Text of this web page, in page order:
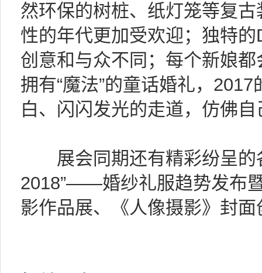
然环保的树桩、纸灯笼等复
性的年代更加受欢迎；独特
创意和与众不同；每个新娘
拥有“魔法”的童话婚礼，
白、闪闪发光的走道，仿佛
展会同期还有精彩纷呈的
2018”――婚纱礼服趋势发布
影作品展、《人像摄影》封